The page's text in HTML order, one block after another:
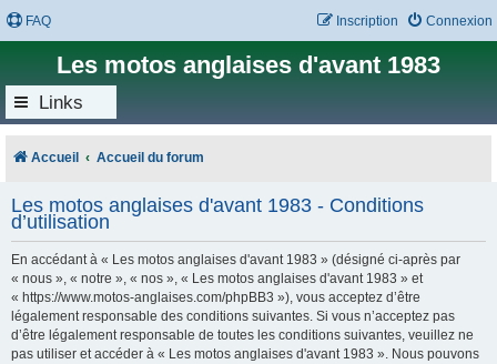
FAQ Connexion
Inscription
Les motos anglaises d'avant 1983
Links
Accueil Accueil du forum
Les motos anglaises d'avant 1983 - Conditions
d’utilisation
En accédant à « Les motos anglaises d'avant 1983 » (désigné ci-après par
« nous », « notre », « nos », « Les motos anglaises d'avant 1983 » et
« https://www.motos-anglaises.com/phpBB3 »), vous acceptez d’être
légalement responsable des conditions suivantes. Si vous n’acceptez pas
d’être légalement responsable de toutes les conditions suivantes, veuillez ne
pas utiliser et accéder à « Les motos anglaises d'avant 1983 ». Nous pouvons